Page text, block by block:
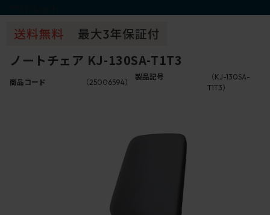
ノートチェア KJ-130SA-T1T3
商品コード （25006594）
製品記号
（KJ-130SA-
T1T3）